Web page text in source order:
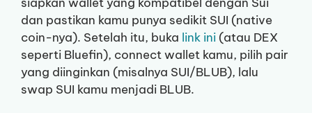
dan pastikan kamu punya sedikit SUI (native
coin-nya). Setelah itu, buka link ini (atau DEX
seperti Bluefin), connect wallet kamu, pilih pair
yang diinginkan (misalnya SUI/BLUB), lalu
swap SUI kamu menjadi BLUB.